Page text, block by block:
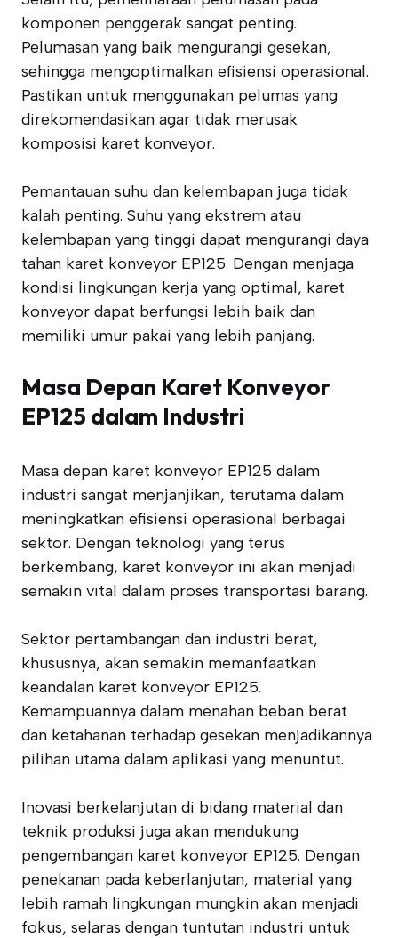
komponen penggerak sangat penting.
Pelumasan yang baik mengurangi gesekan,
sehingga mengoptimalkan efisiensi operasional.
Pastikan untuk menggunakan pelumas yang
direkomendasikan agar tidak merusak
komposisi karet konveyor.
Pemantauan suhu dan kelembapan juga tidak
kalah penting. Suhu yang ekstrem atau
kelembapan yang tinggi dapat mengurangi daya
tahan karet konveyor EP125. Dengan menjaga
kondisi lingkungan kerja yang optimal, karet
konveyor dapat berfungsi lebih baik dan
memiliki umur pakai yang lebih panjang.
Masa Depan Karet Konveyor
EP125 dalam Industri
Masa depan karet konveyor EP125 dalam
industri sangat menjanjikan, terutama dalam
meningkatkan efisiensi operasional berbagai
sektor. Dengan teknologi yang terus
berkembang, karet konveyor ini akan menjadi
semakin vital dalam proses transportasi barang.
Sektor pertambangan dan industri berat,
khususnya, akan semakin memanfaatkan
keandalan karet konveyor EP125.
Kemampuannya dalam menahan beban berat
dan ketahanan terhadap gesekan menjadikannya
pilihan utama dalam aplikasi yang menuntut.
Inovasi berkelanjutan di bidang material dan
teknik produksi juga akan mendukung
pengembangan karet konveyor EP125. Dengan
penekanan pada keberlanjutan, material yang
lebih ramah lingkungan mungkin akan menjadi
fokus, selaras dengan tuntutan industri untuk